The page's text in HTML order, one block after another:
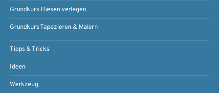
Grundkurs Fliesen verlegen
Grundkurs Tapezieren & Malern
Tipps & Tricks
Ideen
Werkzeug